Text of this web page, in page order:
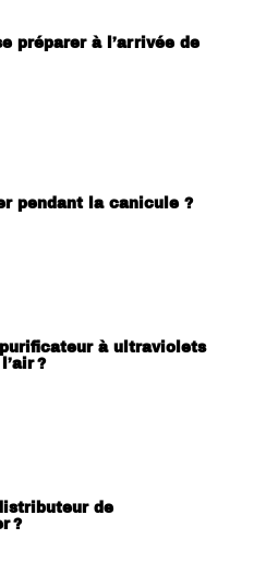
préparer à l’arrivée de
pendant la canicule ?
à ultraviolets
?
de
?